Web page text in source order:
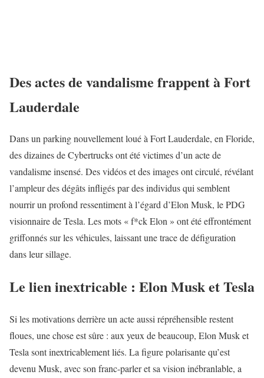
Des actes de vandalisme frappent à Fort
Lauderdale
Dans un parking nouvellement loué à Fort Lauderdale, en Floride,
des dizaines de Cybertrucks ont été victimes d’un acte de
vandalisme insensé. Des vidéos et des images ont circulé, révélant
l’ampleur des dégâts infligés par des individus qui semblent
nourrir un profond ressentiment à l’égard d’Elon Musk, le PDG
visionnaire de Tesla. Les mots « f*ck Elon » ont été effrontément
griffonnés sur les véhicules, laissant une trace de défiguration
dans leur sillage.
Le lien inextricable : Elon Musk et Tesla
Si les motivations derrière un acte aussi répréhensible restent
floues, une chose est sûre : aux yeux de beaucoup, Elon Musk et
Tesla sont inextricablement liés. La figure polarisante qu’est
devenu Musk, avec son franc-parler et sa vision inébranlable, a